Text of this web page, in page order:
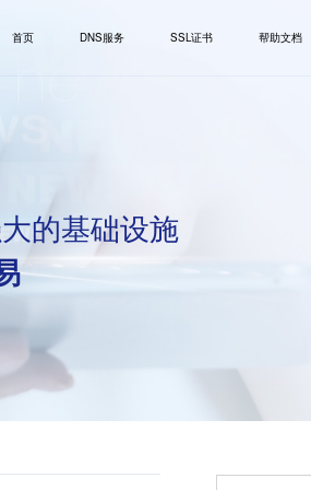
首页 DNS服务 SSL证书 帮助文档
的基础设施